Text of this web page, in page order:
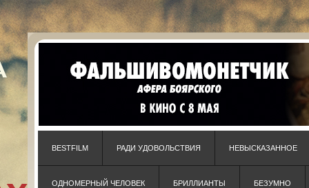
BESTFILM РАДИ УДОВОЛЬСТВИЯ НЕВЫСКАЗАННОЕ
ОДНОМЕРНЫЙ ЧЕЛОВЕК БРИЛЛИАНТЫ БЕЗУМНО